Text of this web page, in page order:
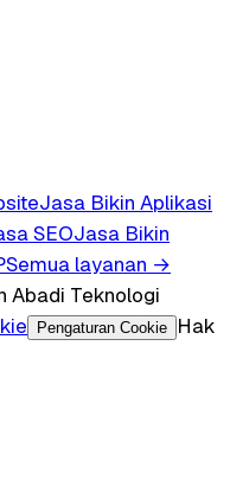
Jasa Bikin Aplikasi
SEOJasa Bikin
Semua layanan →
Abadi Teknologi
Pengaturan Cookie
Hak